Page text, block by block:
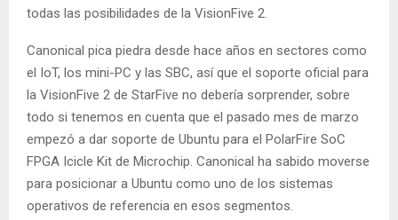
todas las posibilidades de la VisionFive 2.
Canonical pica piedra desde hace años en sectores como
el IoT, los mini-PC y las SBC, así que el soporte oficial para
la VisionFive 2 de StarFive no debería sorprender, sobre
todo si tenemos en cuenta que el pasado mes de marzo
empezó a dar soporte de Ubuntu para el PolarFire SoC
FPGA Icicle Kit de Microchip. Canonical ha sabido moverse
para posicionar a Ubuntu como uno de los sistemas
operativos de referencia en esos segmentos.